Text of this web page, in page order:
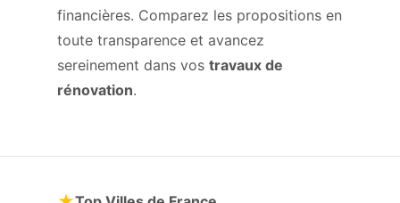
financières. Comparez les propositions en
toute transparence et avancez
sereinement dans vos travaux de
rénovation.